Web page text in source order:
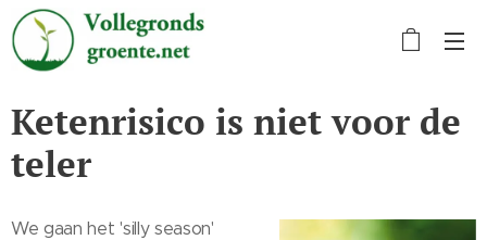
Ketenrisico is niet voor de
teler
We gaan het 'silly season'